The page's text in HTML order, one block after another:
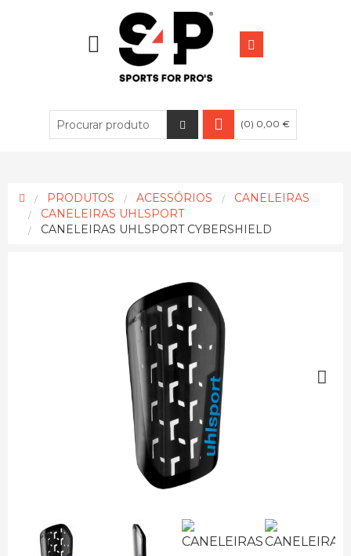
(0) 0,00 €
PRODUTOS ACESSÓRIOS
CANELEIRAS
CANELEIRAS UHLSPORT
CANELEIRAS UHLSPORT CYBERSHIELD